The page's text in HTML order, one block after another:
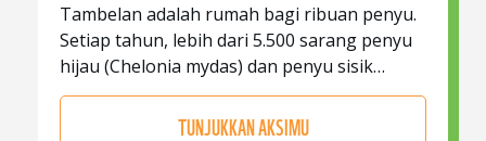
Tambelan adalah rumah bagi ribuan penyu.
Setiap tahun, lebih dari 5.500 sarang penyu
hijau (Chelonia mydas) dan penyu sisik
(Eretmochelys imbricata) tercatat di kawasan
konservasi Bintan II - Tambelan.
TUNJUKKAN AKSIMU